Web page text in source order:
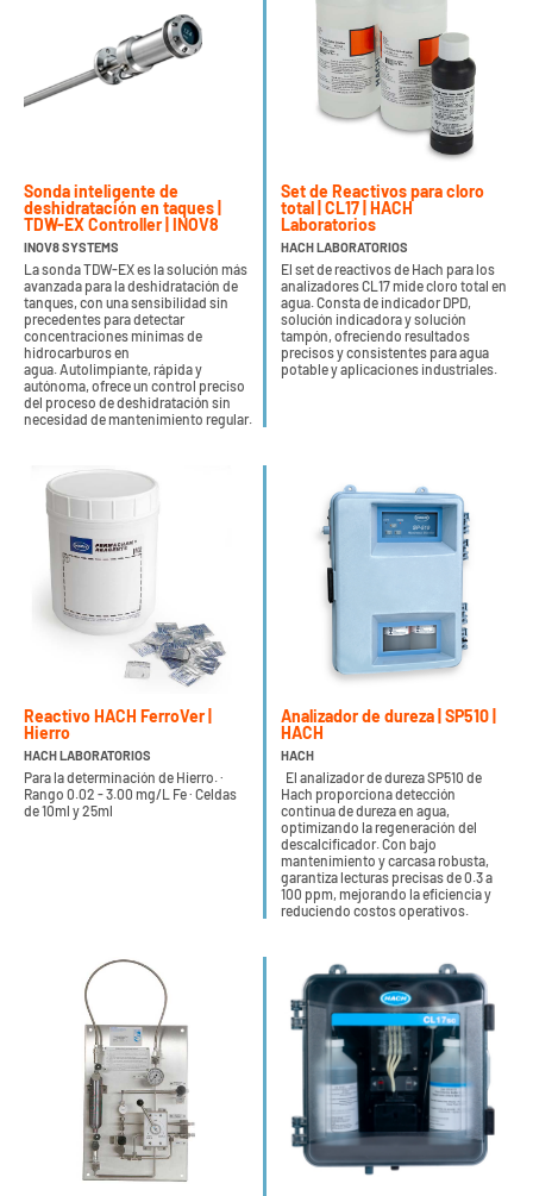
Sonda inteligente de
deshidratación en taques |
TDW-EX Controller | INOV8
INOV8 SYSTEMS
La sonda TDW-EX es la solución más
avanzada para la deshidratación de
tanques, con una sensibilidad sin
precedentes para detectar
concentraciones mínimas de
hidrocarburos en
agua. Autolimpiante, rápida y
autónoma, ofrece un control preciso
del proceso de deshidratación sin
necesidad de mantenimiento regular.
Set de Reactivos para cloro
total | CL17 | HACH
Laboratorios
HACH LABORATORIOS
El set de reactivos de Hach para los
analizadores CL17 mide cloro total en
agua. Consta de indicador DPD,
solución indicadora y solución
tampón, ofreciendo resultados
precisos y consistentes para agua
potable y aplicaciones industriales.
Reactivo HACH FerroVer |
Hierro
HACH LABORATORIOS
Para la determinación de Hierro. ·
Rango 0.02 - 3.00 mg/L Fe · Celdas
de 10ml y 25ml
Analizador de dureza | SP510 |
HACH
HACH
El analizador de dureza SP510 de
Hach proporciona detección
continua de dureza en agua,
optimizando la regeneración del
descalcificador. Con bajo
mantenimiento y carcasa robusta,
garantiza lecturas precisas de 0.3 a
100 ppm, mejorando la eficiencia y
reduciendo costos operativos.